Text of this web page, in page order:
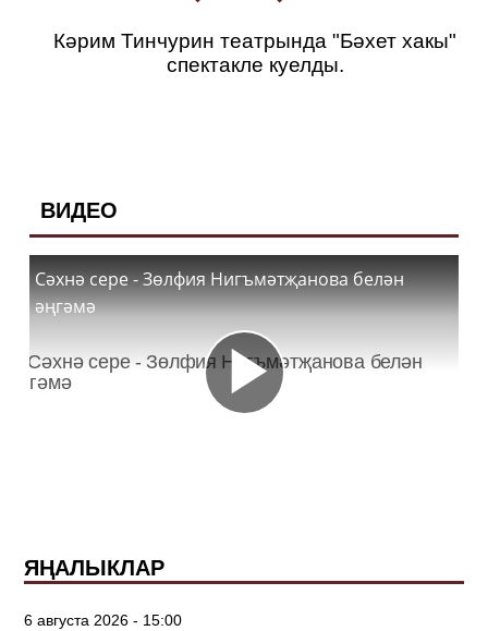
Кәрим Тинчурин театрында "Бәхет хакы"
спектакле куелды.
ВИДЕО
Сәхнә сере - Зөлфия Нигъмәтҗанова белән
әңгәмә
ЯҢАЛЫКЛАР
6 августа 2026 - 15:00